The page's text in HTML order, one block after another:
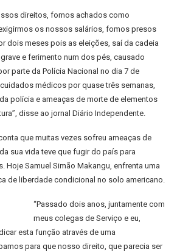
direitos, fomos achados como
os nossos salários, fomos presos
dois meses pois as eleições, saí da cadeia
e ferimento num dos pés, causado
parte da Polícia Nacional no dia 7 de
médicos por quase três semanas,
polícia e ameaças de morte de elementos
disse ao jornal Diário Independente.
que muitas vezes sofreu ameaças de
sua vida teve que fugir do país para
Hoje Samuel Simão Makangu, enfrenta uma
de liberdade condicional no solo americano.
“Passado dois anos, juntamente com
meus colegas de Serviço e eu,
esta função através de uma
para que nosso direito, que parecia ser